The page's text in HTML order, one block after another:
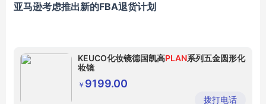
亚马逊考虑推出新的FBA退货计划
KEUCO化妆镜德国凯高PLAN系列五金圆形化
妆镜
￥ 9199.00
拨打电话